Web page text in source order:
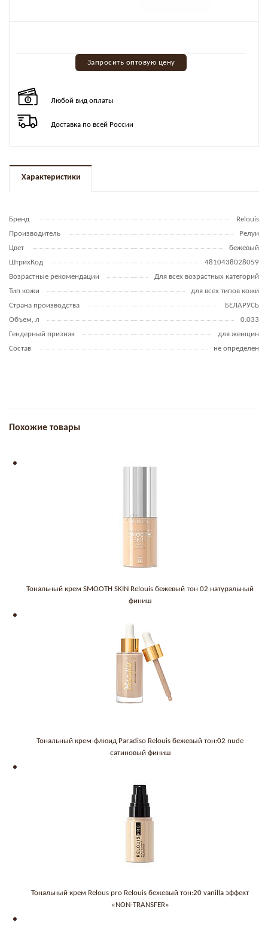
Запросить оптовую цену
Любой вид оплаты
Доставка по всей России
Характеристики
Бренд
Relouis
Производитель
Релуи
Цвет
бежевый
ШтрихКод
4810438028059
Возрастные рекомендации
Для всех возрастных категорий
Тип кожи
для всех типов кожи
Страна производства
БЕЛАРУСЬ
Объем, л
0.033
Гендерный признак
для женщин
Состав
не определен
Похожие товары
Тональный крем SMOOTH SKIN Relouis бежевый тон 02 натуральный
финиш
Тональный крем-флюид Paradiso Relouis бежевый тон:02 nude
сатиновый финиш
Тональный крем Relous pro Relouis бежевый тон:20 vanilla эффект
«NON-TRANSFER»